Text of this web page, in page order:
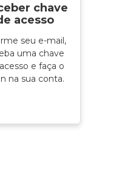
chave
acesso
seu e-mail,
uma chave
e faça o
na sua conta.